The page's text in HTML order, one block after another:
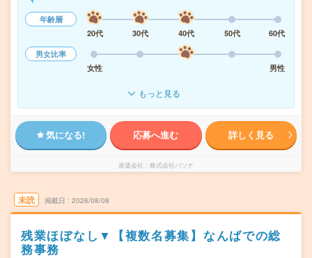
年齢層
20代
30代 40代 50代
60代
男女比率
女性
男性
もっと見る
気になる! 応募へ進む 詳しく見る
派遣会社 株式会社パソナ
未読 掲載日 2026/08/08
残業ほぼなし▼【複数名募集】なんばでの総
務事務